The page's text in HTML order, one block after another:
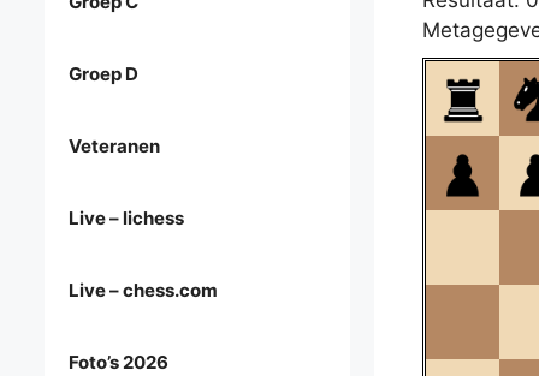
Groep D
Veteranen
Live – lichess
Live – chess.com
Foto’s 2026